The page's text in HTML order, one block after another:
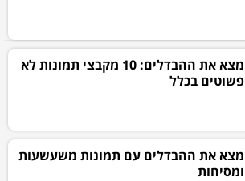
מצא את ההבדלים: 10 מקבצי תמונות לא
פשוטים בכלל
מצא את ההבדלים עם תמונות משעשעות
ומסיחות